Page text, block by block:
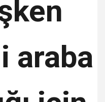
araba